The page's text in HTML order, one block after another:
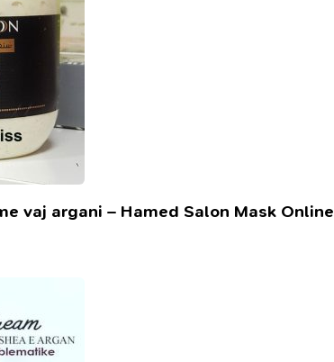
vaj argani – Hamed Salon Mask Online